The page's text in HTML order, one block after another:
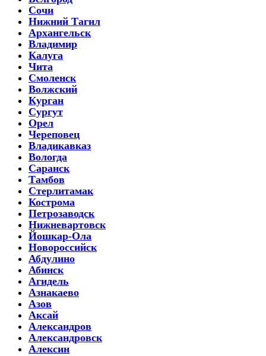
Сочи
Нижний Тагил
Архангельск
Владимир
Калуга
Чита
Смоленск
Волжский
Курган
Сургут
Орел
Череповец
Владикавказ
Вологда
Саранск
Тамбов
Стерлитамак
Кострома
Петрозаводск
Нижневартовск
Йошкар-Ола
Новороссийск
Абдулино
Абинск
Агидель
Азнакаево
Азов
Аксай
Александров
Александровск
Алексин